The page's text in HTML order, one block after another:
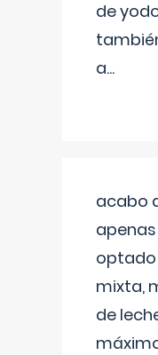
de
a...
acabo
mixta,
de